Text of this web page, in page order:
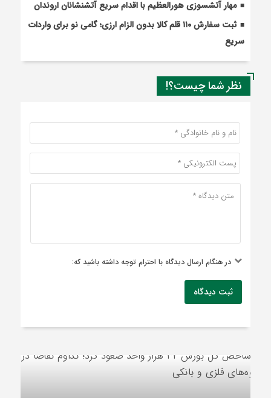
مهار آتشسوزی هورالعظیم با اقدام سریع آتشنشانان اروندان
ثبت سفارش ۱۱۰ قلم کالا بدون الزام ارزی؛ گامی نو برای واردات
سریع
نظر شما چیست؟!
در هنگام ارسال دیدگاه با احترام توجه داشته باشید که:
ثبت دیدگاه